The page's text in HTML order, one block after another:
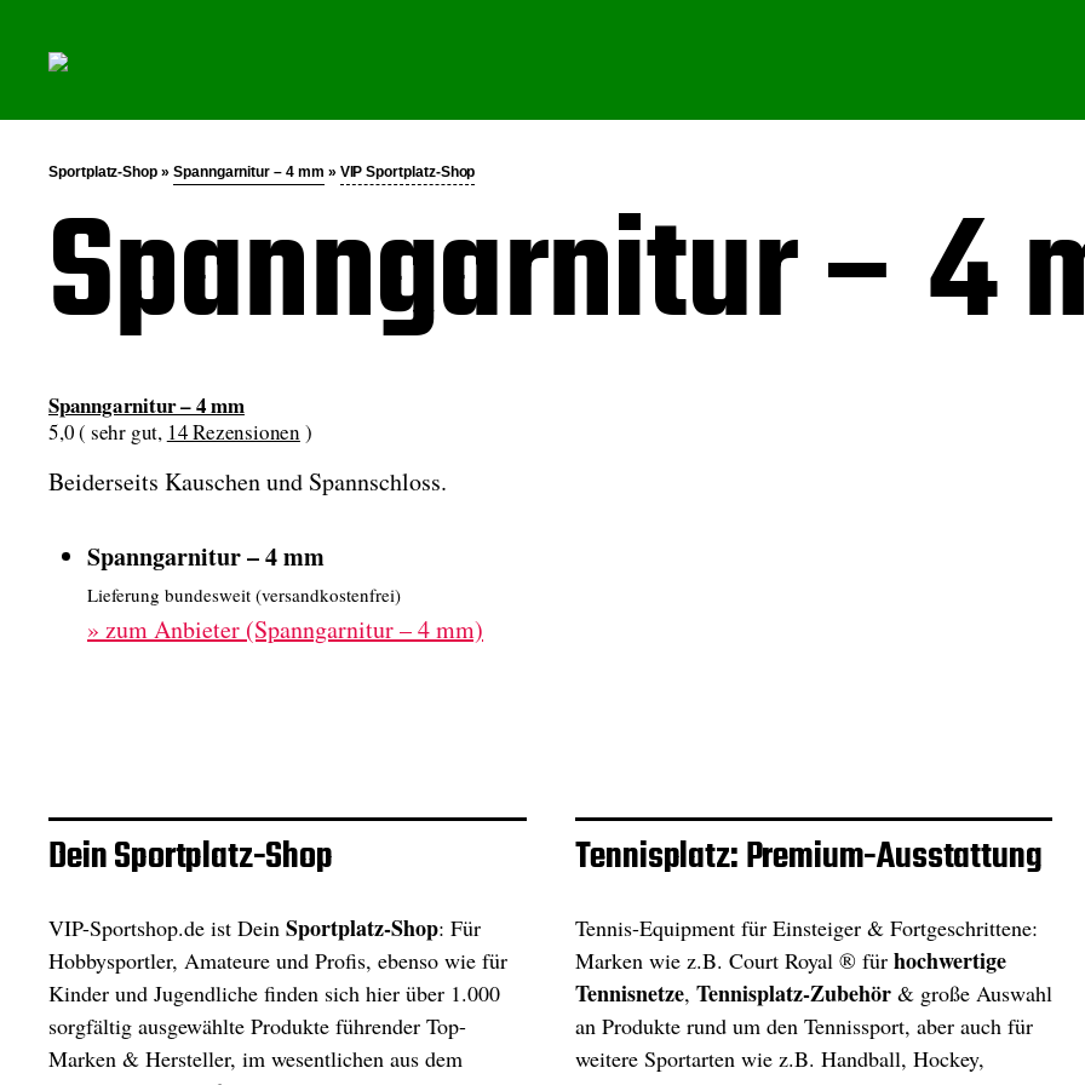
Sportplatz-Shop » Spanngarnitur – 4 mm » VIP Sportplatz-Shop
Spanngarnitur – 4
Spanngarnitur – 4 mm
5,0 ( sehr gut, 14 Rezensionen )
Beiderseits Kauschen und Spannschloss.
Spanngarnitur – 4 mm
Lieferung bundesweit (versandkostenfrei)
» zum Anbieter (Spanngarnitur – 4 mm)
Dein Sportplatz-Shop
VIP-Sportshop.de ist Dein Sportplatz-Shop: Für
Hobbysportler, Amateure und Profis, ebenso wie für
Kinder und Jugendliche finden sich hier über 1.000
sorgfältig ausgewählte Produkte führender Top-
Marken & Hersteller, im wesentlichen aus dem
Tennisplatz: Premium-Ausstattung
Tennis-Equipment für Einsteiger & Fortgeschrittene:
Marken wie z.B. Court Royal ® für hochwertige
Tennisnetze, Tennisplatz-Zubehör& große Auswahl
an Produkte rund um den Tennissport, aber auch für
weitere Sportarten wie z.B. Handball, Hockey,